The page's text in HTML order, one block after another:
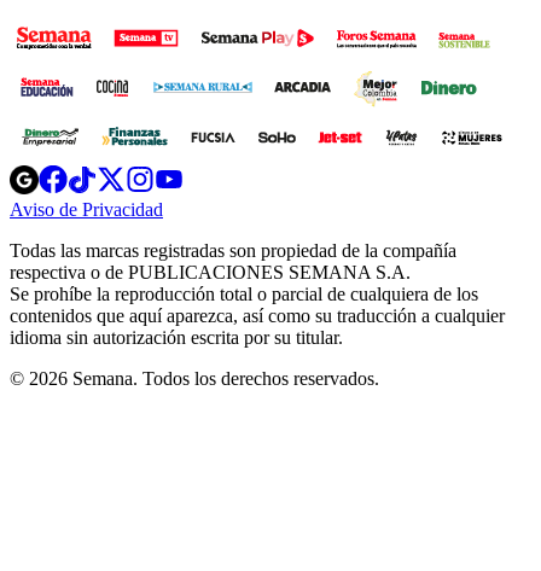
Opens
in
new
Opens
in
new
Opens
in
new
window
Opens
new
windowwindow
Aviso de Privacidad
new
window
Todas las marcas registradas son propiedad de la compañía
respectiva o de PUBLICACIONES SEMANA S.A.
Se prohíbe la reproducción total o parcial de cualquiera de los
contenidos que aquí aparezca, así como su traducción a cualquier
idioma sin autorización escrita por su titular.
© 2026 Semana. Todos los derechos reservados.